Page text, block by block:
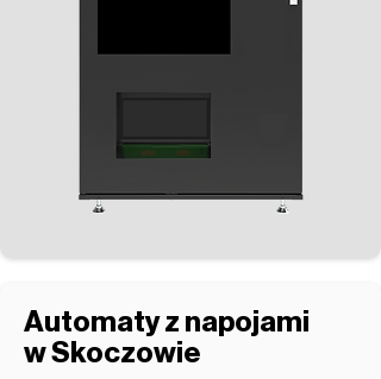
Automaty z napojami
w Skoczowie